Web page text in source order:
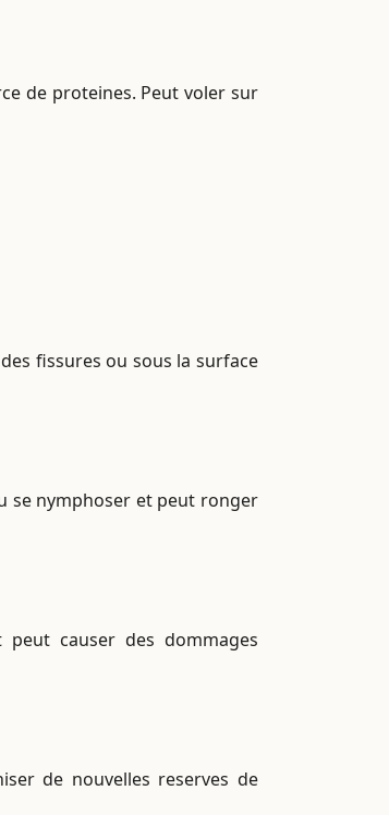
de proteines. Peut voler sur
fissures ou sous la surface
se nymphoser et peut ronger
causer des dommages
de nouvelles reserves de